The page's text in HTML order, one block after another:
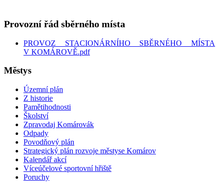
Provozní řád sběrného místa
PROVOZ STACIONÁRNÍHO SBĚRNÉHO MÍSTA
V KOMÁROVĚ.pdf
Městys
Územní plán
Z historie
Pamětihodnosti
Školství
Zpravodaj Komárovák
Odpady
Povodňový plán
Strategický plán rozvoje městyse Komárov
Kalendář akcí
Víceúčelové sportovní hřiště
Poruchy